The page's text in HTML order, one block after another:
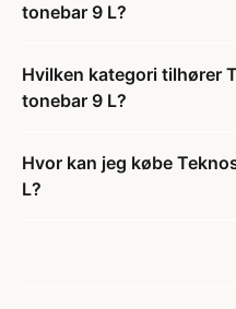
tonebar 9 L?
Hvilken kategori tilhører
tonebar 9 L?
Hvor kan jeg købe
L?